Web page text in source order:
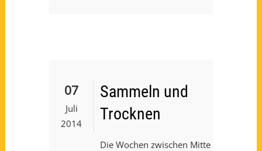
07
Juli
2014
Sammeln und
Trocknen
Die Wochen zwischen Mitte